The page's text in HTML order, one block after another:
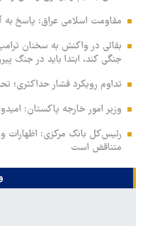
مقاومت اسلامی عراق: پاسخ به
بقائی در واکنش به سخنان
جنگی کند، ابتدا باید در جنگ
تداوم رویکرد فشار حداکثری؛
وزیر امور خارجه پاکستان:
رئیس‌کل بانک مرکزی: اظهارات
متناقض است